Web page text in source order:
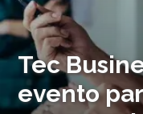
Tec
evento